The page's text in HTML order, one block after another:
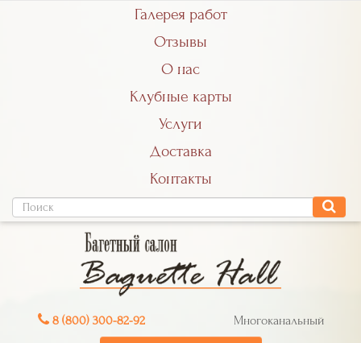
Галерея работ
Отзывы
О нас
Клубные карты
Услуги
Доставка
Контакты
8 (800) 300-82-92 Многоканальный